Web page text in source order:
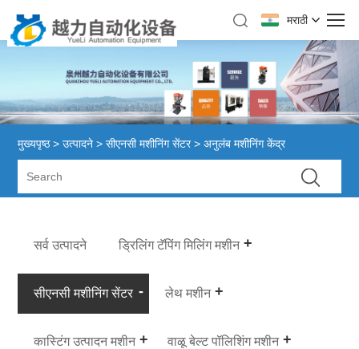
मराठी
मुख्यपृष्ठ > उत्पादने >सीएनसी मशीनिंग सेंटर> अनुलंब मशीनिंग केंद्र
सर्व उत्पादने ड्रिलिंग टॅपिंग मिलिंग मशीन
सीएनसी मशीनिंग सेंटर लेथ मशीन
कास्टिंग उत्पादन मशीन वाळू बेल्ट पॉलिशिंग मशीन